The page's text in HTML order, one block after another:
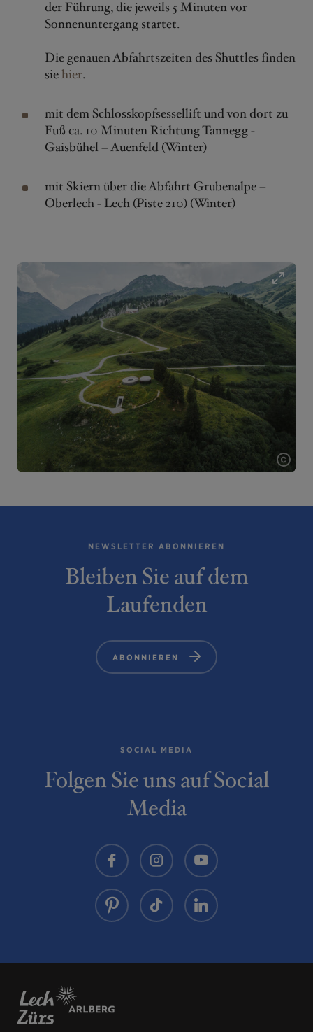
der Führung, die jeweils 5 Minuten vor
Sonnenuntergang startet.
Die genauen Abfahrtszeiten des Shuttles finden
sie hier.
mit dem Schlosskopfsessellift und von dort zu
Fuß ca. 10 Minuten Richtung Tannegg -
Gaisbühel – Auenfeld (Winter)
mit Skiern über die Abfahrt Grubenalpe –
Oberlech - Lech (Piste 210) (Winter)
NEWSLETTER ABONNIEREN
Bleiben Sie auf dem
Laufenden
ABONNIEREN
SOCIAL MEDIA
Folgen Sie uns auf Social
Media